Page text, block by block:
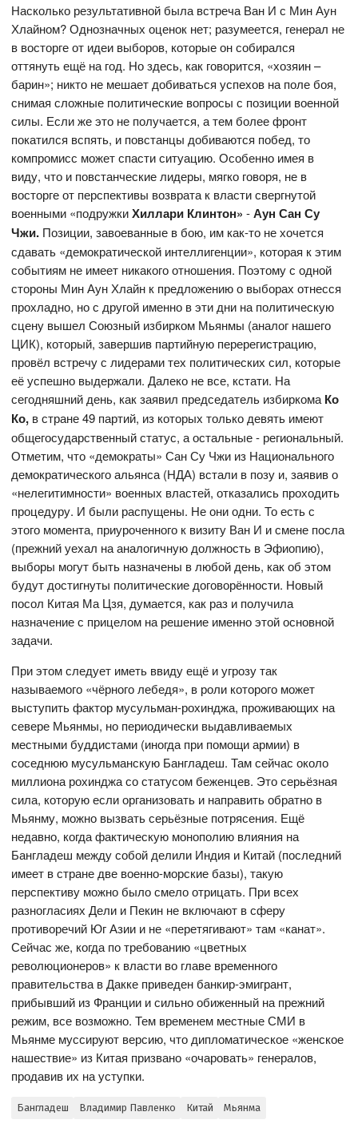
Насколько результативной была встреча Ван И с Мин Аун
Хлайном? Однозначных оценок нет; разумеется, генерал не
в восторге от идеи выборов, которые он собирался
оттянуть ещё на год. Но здесь, как говорится, «хозяин –
барин»; никто не мешает добиваться успехов на поле боя,
снимая сложные политические вопросы с позиции военной
силы. Если же это не получается, а тем более фронт
покатился вспять, и повстанцы добиваются побед, то
компромисс может спасти ситуацию. Особенно имея в
виду, что и повстанческие лидеры, мягко говоря, не в
восторге от перспективы возврата к власти свергнутой
военными «подружкиХиллари Клинтон»-Аун Сан Су
Чжи. Позиции, завоеванные в бою, им как-то не хочется
сдавать «демократической интеллигенции», которая к этим
событиям не имеет никакого отношения. Поэтому с одной
стороны Мин Аун Хлайн к предложению о выборах отнесся
прохладно, но с другой именно в эти дни на политическую
сцену вышел Союзный избирком Мьянмы (аналог нашего
ЦИК), который, завершив партийную перерегистрацию,
провёл встречу с лидерами тех политических сил, которые
её успешно выдержали. Далеко не все, кстати. На
сегодняшний день, как заявил председатель избиркома Ко
Ко, в стране 49 партий, из которых только девять имеют
общегосударственный статус, а остальные - региональный.
Отметим, что «демократы» Сан Су Чжи из Национального
демократического альянса (НДА) встали в позу и, заявив о
«нелегитимности» военных властей, отказались проходить
процедуру. И были распущены. Не они одни. То есть с
этого момента, приуроченного к визиту Ван И и смене посла
(прежний уехал на аналогичную должность в Эфиопию),
выборы могут быть назначены в любой день, как об этом
будут достигнуты политические договорённости. Новый
посол Китая Ма Цзя, думается, как раз и получила
назначение с прицелом на решение именно этой основной
задачи.
При этом следует иметь ввиду ещё и угрозу так
называемого «чёрного лебедя», в роли которого может
выступить фактор мусульман-рохинджа, проживающих на
севере Мьянмы, но периодически выдавливаемых
местными буддистами (иногда при помощи армии) в
соседнюю мусульманскую Бангладеш. Там сейчас около
миллиона рохинджа со статусом беженцев. Это серьёзная
сила, которую если организовать и направить обратно в
Мьянму, можно вызвать серьёзные потрясения. Ещё
недавно, когда фактическую монополию влияния на
Бангладеш между собой делили Индия и Китай (последний
имеет в стране две военно-морские базы), такую
перспективу можно было смело отрицать. При всех
разногласиях Дели и Пекин не включают в сферу
противоречий Юг Азии и не «перетягивают» там «канат».
Сейчас же, когда по требованию «цветных
революционеров» к власти во главе временного
правительства в Дакке приведен банкир-эмигрант,
прибывший из Франции и сильно обиженный на прежний
режим, все возможно. Тем временем местные СМИ в
Мьянме муссируют версию, что дипломатическое «женское
нашествие» из Китая призвано «очаровать» генералов,
продавив их на уступки.
Бангладеш Владимир Павленко Китай Мьянма